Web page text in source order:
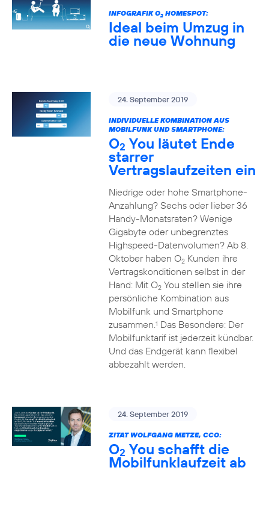
INFOGRAFIK O2HOMESPOT:
Ideal beim Umzug in
die neue Wohnung
24. September 2019
INDIVIDUELLE KOMBINATION AUS
MOBILFUNK UND SMARTPHONE:
O2 You läutet Ende
starrer
Vertragslaufzeiten ein
Niedrige oder hohe Smartphone-
Anzahlung? Sechs oder lieber 36
Handy-Monatsraten? Wenige
Gigabyte oder unbegrenztes
Highspeed-Datenvolumen? Ab 8.
Oktober haben O2Kunden ihre
Vertragskonditionen selbst in der
Hand: Mit O2You stellen sie ihre
persönliche Kombination aus
Mobilfunk und Smartphone
zusammen.1 Das Besondere: Der
Mobilfunktarif ist jederzeit kündbar.
Und das Endgerät kann flexibel
abbezahlt werden.
24. September 2019
ZITAT WOLFGANG METZE, CCO:
O2 You schafft die
Mobilfunklaufzeit ab